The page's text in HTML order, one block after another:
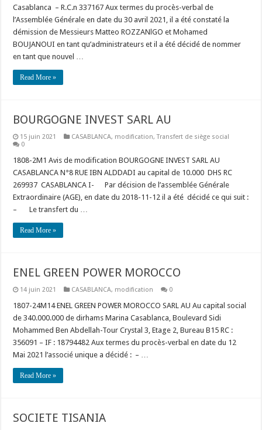
Casablanca – R.C.n 337167 Aux termes du procès-verbal de
l’Assemblée Générale en date du 30 avril 2021, il a été constaté la
démission de Messieurs Matteo ROZZANlGO et Mohamed
BOUJANOUI en tant qu’administrateurs et il a été décidé de nommer
en tant que nouvel …
Read More »
BOURGOGNE INVEST SARL AU
15 juin 2021 CASABLANCA, modification,Transfert de siège social
0
1808-2M1 Avis de modification BOURGOGNE INVEST SARL AU
CASABLANCA N°8 RUE IBN ALDDADI au capital de 10.000 DHS RC
269937 CASABLANCA I- Par décision de l’assemblée Générale
Extraordinaire (AGE), en date du 2018-11-12 il a été décidé ce qui suit :
– Le transfert du …
Read More »
ENEL GREEN POWER MOROCCO
14 juin 2021 CASABLANCA, modification 0
1807-24M14 ENEL GREEN POWER MOROCCO SARL AU Au capital social
de 340.000.000 de dirhams Marina Casablanca, Boulevard Sidi
Mohammed Ben Abdellah-Tour Crystal 3, Etage 2, Bureau B15 RC :
356091 – IF : 18794482 Aux termes du procès-verbal en date du 12
Mai 2021 l’associé unique a décidé : – …
Read More »
SOCIETE TISANIA